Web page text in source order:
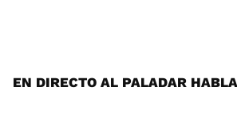
EN DIRECTO AL PALADAR